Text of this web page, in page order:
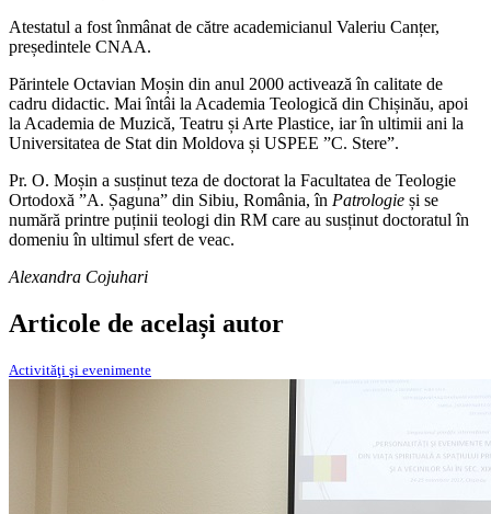
Atestatul a fost înmânat de către academicianul Valeriu Canțer,
președintele CNAA.
Părintele Octavian Moșin din anul 2000 activează în calitate de
cadru didactic. Mai întâi la Academia Teologică din Chișinău, apoi
la Academia de Muzică, Teatru și Arte Plastice, iar în ultimii ani la
Universitatea de Stat din Moldova și USPEE ”C. Stere”.
Pr. O. Moșin a susținut teza de doctorat la Facultatea de Teologie
Ortodoxă ”A. Șaguna” din Sibiu, România, în Patrologie și se
numără printre puținii teologi din RM care au susținut doctoratul în
domeniu în ultimul sfert de veac.
Alexandra Cojuhari
Articole de același autor
Activităţi şi evenimente